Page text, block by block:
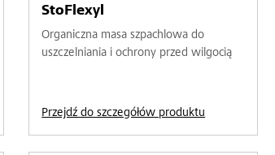
StoFlexyl
Organiczna masa szpachlowa do
uszczelniania i ochrony przed wilgocią
Przejdź do szczegółów produktu